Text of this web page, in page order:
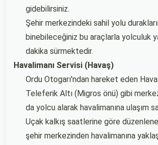
gidebilirsiniz.
Şehir merkezindeki sahil yolu
binebileceğiniz bu araçlarla yolculuk
dakika sürmektedir.
Havalimanı Servisi (Havaş)
Ordu Otogarı'ndan hareket eden
Teleferik Altı (Migros önü) gibi
da yolcu alarak havalimanına ulaşım
Uçak kalkış saatlerine göre
şehir merkezinden havalimanına